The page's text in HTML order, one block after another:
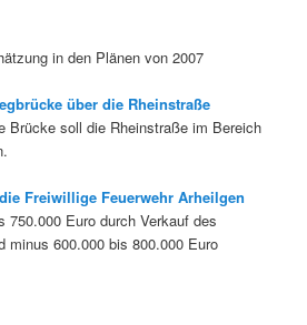
in den Plänen von 2007
über die Rheinstraße
Brücke soll die Rheinstraße im Bereich
Freiwillige Feuerwehr Arheilgen
750.000 Euro durch Verkauf des
minus 600.000 bis 800.000 Euro